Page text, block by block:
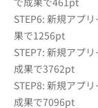
STEP6: 新規アプ
果で1256pt
STEP7: 新規アプ
成果で3762pt
STEP8: 新規アプ
成果で7096pt